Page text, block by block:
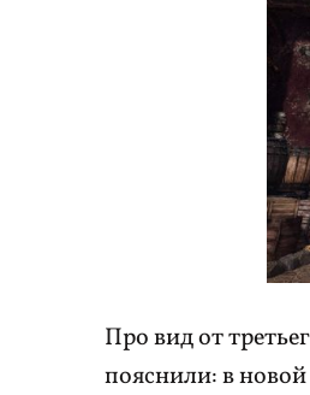
Про вид от
пояснили: в